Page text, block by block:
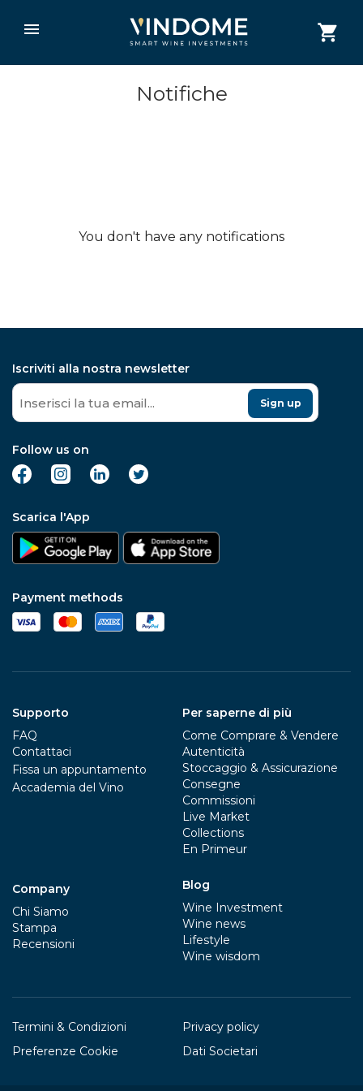
Notifiche
You don't have any notifications
Iscriviti alla nostra newsletter
Sign up
Follow us on
Scarica l'App
Payment methods
Supporto
FAQ
Contattaci
Fissa un appuntamento
Accademia del Vino
Company
Chi Siamo
Stampa
Recensioni
Per saperne di più
Come Comprare & Vendere
Autenticità
Stoccaggio & Assicurazione
Consegne
Commissioni
Live Market
Collections
En Primeur
Blog
Wine Investment
Wine news
Lifestyle
Wine wisdom
Termini & Condizioni
Privacy policy
Preferenze Cookie
Dati Societari